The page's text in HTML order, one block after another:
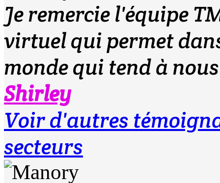
Je remercie l'équipe
virtuel qui permet
monde qui tend à
Shirley
Voir d'autres
secteurs